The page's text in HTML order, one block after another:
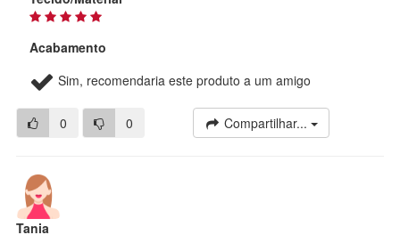
Acabamento
Sim, recomendaria este produto a um amigo
0 0 Compartilhar...
Tania